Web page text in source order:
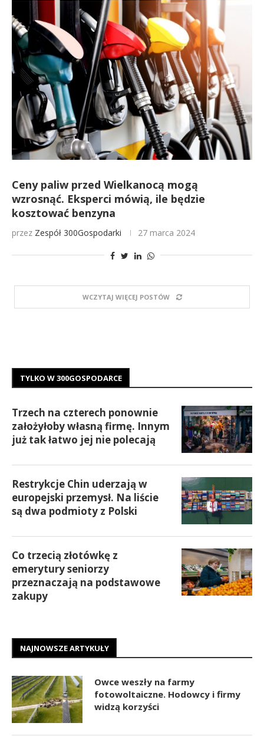
Ceny paliw przed Wielkanocą mogą
wzrosnąć. Eksperci mówią, ile będzie
kosztować benzyna
przez Zespół 300Gospodarki 27 marca 2024
WCZYTAJ WIĘCEJ POSTÓW
TYLKO W 300GOSPODARCE
Trzech na czterech ponownie
założyłoby własną firmę. Innym
już tak łatwo jej nie polecają
Restrykcje Chin uderzają w
europejski przemysł. Na liście
są dwa podmioty z Polski
Co trzecią złotówkę z
emerytury seniorzy
przeznaczają na podstawowe
zakupy
NAJNOWSZE ARTYKUŁY
Owce weszły na farmy
fotowoltaiczne. Hodowcy i firmy
widzą korzyści